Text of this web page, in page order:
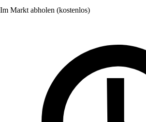
Im Markt abholen (kostenlos)